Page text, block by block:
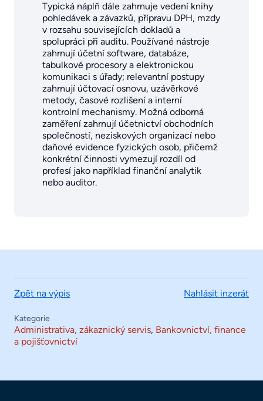
Typická náplň dále zahrnuje vedení knihy
pohledávek a závazků, přípravu DPH, mzdy
v rozsahu souvisejících dokladů a
spolupráci při auditu. Používané nástroje
zahrnují účetní software, databáze,
tabulkové procesory a elektronickou
komunikaci s úřady; relevantní postupy
zahrnují účtovací osnovu, uzávěrkové
metody, časové rozlišení a interní
kontrolní mechanismy. Možná odborná
zaměření zahrnují účetnictví obchodních
společností, neziskových organizací nebo
daňové evidence fyzických osob, přičemž
konkrétní činnosti vymezují rozdíl od
profesí jako například finanční analytik
nebo auditor.
Zpět na výpis Nahlásit inzerát
Kategorie
Administrativa, zákaznický servis, Bankovnictví, finance
a pojišťovnictví